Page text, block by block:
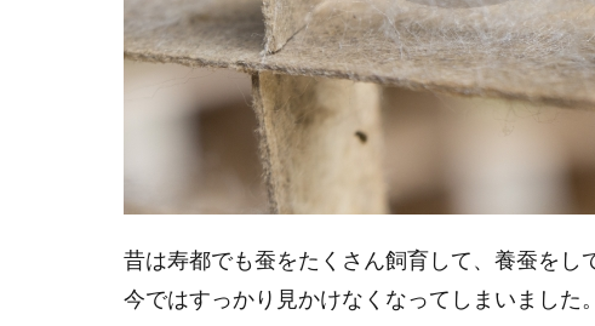
昔は寿都でも蚕をたくさん飼育して、養蚕をし
今ではすっかり見かけなくなってしまいました。